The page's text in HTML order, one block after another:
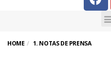
HOME 1. NOTAS DE PRENSA